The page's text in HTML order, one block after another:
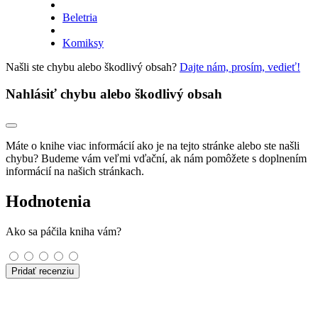
Beletria
Komiksy
Našli ste chybu alebo škodlivý obsah? Dajte nám, prosím, vedieť!
Nahlásiť chybu alebo škodlivý obsah
Máte o knihe viac informácií ako je na tejto stránke alebo ste našli
chybu? Budeme vám veľmi vďační, ak nám pomôžete s doplnením
informácií na našich stránkach.
Hodnotenia
Ako sa páčila kniha vám?
Pridať recenziu